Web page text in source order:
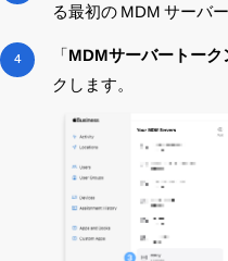
る最初の MDM サーバ
「MDMサーバートーク
クします。